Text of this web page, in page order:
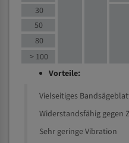
30
50
80
> 100
Vorteile:
Vielseitiges
Widerstandsfähig gegen
Sehr geringe Vibration